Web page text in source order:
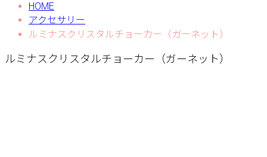
HOME
アクセサリー
ルミナスクリスタルチョーカー（ガーネット）
ルミナスクリスタルチョーカー（ガーネット）